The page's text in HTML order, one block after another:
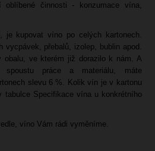
oblíbené činnosti - konzumace vína,
je kupovat víno po celých kartonech.
vycpávek, přebalů, izolep, bublin apod.
obalu, ve kterém již dorazilo k nám. A
práce a materiálu, máte
slevu 6 %. Kolik vín je v kartonu
tabulce Specifikace vína u konkrétního
víno Vám rádi vyměníme.